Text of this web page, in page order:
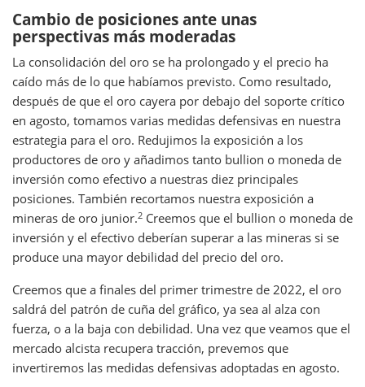
Cambio de posiciones ante unas
perspectivas más moderadas
La consolidación del oro se ha prolongado y el precio ha
caído más de lo que habíamos previsto. Como resultado,
después de que el oro cayera por debajo del soporte crítico
en agosto, tomamos varias medidas defensivas en nuestra
estrategia para el oro. Redujimos la exposición a los
productores de oro y añadimos tanto bullion o moneda de
inversión como efectivo a nuestras diez principales
posiciones. También recortamos nuestra exposición a
mineras de oro junior.2 Creemos que el bullion o moneda de
inversión y el efectivo deberían superar a las mineras si se
produce una mayor debilidad del precio del oro.
Creemos que a finales del primer trimestre de 2022, el oro
saldrá del patrón de cuña del gráfico, ya sea al alza con
fuerza, o a la baja con debilidad. Una vez que veamos que el
mercado alcista recupera tracción, prevemos que
invertiremos las medidas defensivas adoptadas en agosto.